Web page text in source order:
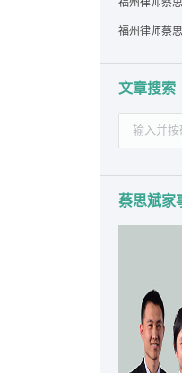
文章搜索
蔡思斌家